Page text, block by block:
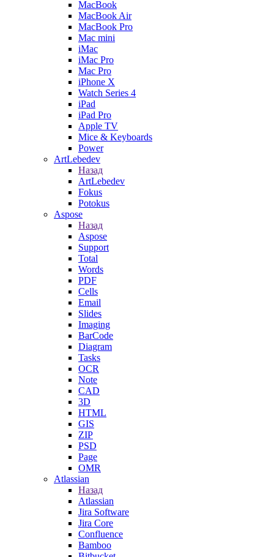
MacBook
MacBook Air
MacBook Pro
Mac mini
iMac
iMac Pro
Mac Pro
iPhone X
Watch Series 4
iPad
iPad Pro
Apple TV
Mice & Keyboards
Power
ArtLebedev
Назад
ArtLebedev
Fokus
Potokus
Aspose
Назад
Aspose
Support
Total
Words
PDF
Cells
Email
Slides
Imaging
BarCode
Diagram
Tasks
OCR
Note
CAD
3D
HTML
GIS
ZIP
PSD
Page
OMR
Atlassian
Назад
Atlassian
Jira Software
Jira Core
Confluence
Bamboo